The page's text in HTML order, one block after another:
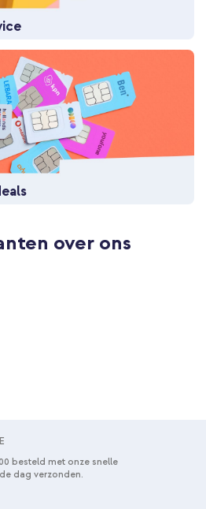
over ons
besteld met onze snelle
dag verzonden.